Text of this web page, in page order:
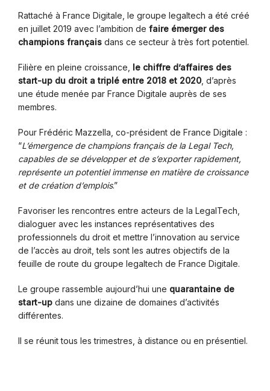
Rattaché à France Digitale, le groupe legaltech a été créé
en juillet 2019 avec l’ambition de faire émerger des
champions français dans ce secteur à très fort potentiel.
Filière en pleine croissance, le chiffre d’affaires des
start-up du droit a triplé entre 2018 et 2020 , d’après
une étude menée par France Digitale auprès de ses
membres.
Pour Frédéric Mazzella, co-président de France Digitale :
“L’émergence de champions français de la Legal Tech,
capables de se développer et de s’exporter rapidement,
représente un potentiel immense en matière de croissance
et de création d’emplois.”
Favoriser les rencontres entre acteurs de la LegalTech,
dialoguer avec les instances représentatives des
professionnels du droit et mettre l’innovation au service
de l’accès au droit, tels sont les autres objectifs de la
feuille de route du groupe legaltech de France Digitale.
Le groupe rassemble aujourd’hui une quarantaine de
start-up dans une dizaine de domaines d’activités
différentes.
Il se réunit tous les trimestres, à distance ou en présentiel.